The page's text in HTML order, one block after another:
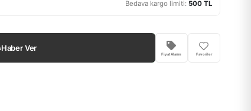
Bedava kargo limiti: 500 TL
Haber Ver
Fiyat Alarmı Favoriler